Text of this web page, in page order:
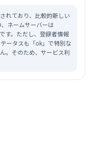
れており、比較的新しい
ネームサーバーは
す。ただし、登録者情報
ータスも「ok」で特別な
。そのため、サービス利